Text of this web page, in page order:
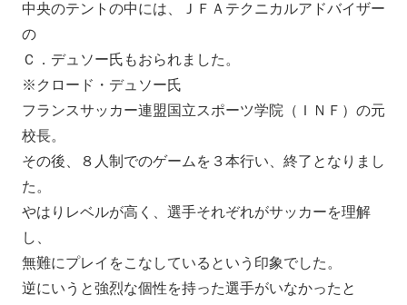
中央のテントの中には、ＪＦＡテクニカルアドバイザー
の
Ｃ．デュソー氏もおられました。
※クロード・デュソー氏
フランスサッカー連盟国立スポーツ学院（ＩＮＦ）の元
校長。
その後、８人制でのゲームを３本行い、終了となりまし
た。
やはりレベルが高く、選手それぞれがサッカーを理解
し、
無難にプレイをこなしているという印象でした。
逆にいうと強烈な個性を持った選手がいなかったと